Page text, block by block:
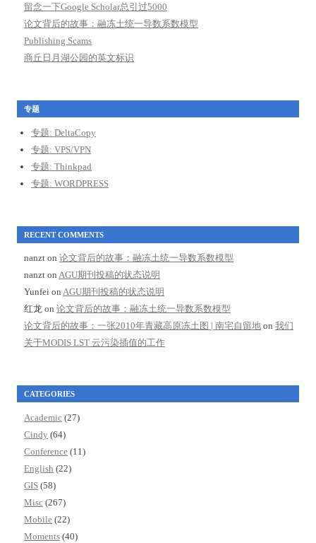
留念一下Google Scholar总引过5000
论文背后的故事：融冻土统一导数系数模型
Publishing Scams
商丘日月湖公园的英文标识
专题
专题: DeltaCopy
专题: VPS/VPN
专题: Thinkpad
专题: WORDPRESS
RECENT COMMENTS
nanzt on 论文背后的故事：融冻土统一导数系数模型
nanzt on AGU期刊投稿的状态说明
Yunfei on AGU期刊投稿的状态说明
红龙 on 论文背后的故事：融冻土统一导数系数模型
论文背后的故事：一张2010年青藏高原冻土图 | 南宅自留地 on 我们
关于MODIS LST 云污染插值的工作
CATEGORIES
Academic (27)
Cindy (64)
Conference (11)
English (22)
GIS (58)
Misc (267)
Mobile (22)
Moments (40)